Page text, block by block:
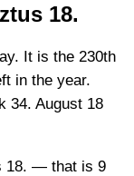
18.
It is the 230th
in the year.
34. August 18
18. — that is 9